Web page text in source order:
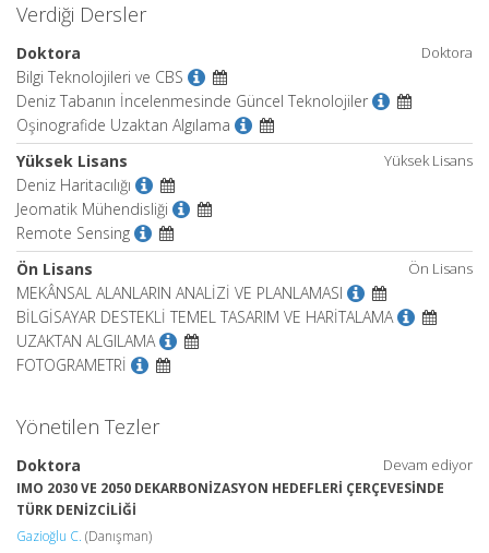
Verdiği Dersler
Doktora
Doktora
Bilgi Teknolojileri ve CBS
Deniz Tabanın İncelenmesinde Güncel Teknolojiler
Oşinografide Uzaktan Algılama
Yüksek Lisans
Yüksek Lisans
Deniz Haritacılığı
Jeomatik Mühendisliği
Remote Sensing
Ön Lisans
Ön Lisans
MEKÂNSAL ALANLARIN ANALİZİ VE PLANLAMASI
BİLGİSAYAR DESTEKLİ TEMEL TASARIM VE HARİTALAMA
UZAKTAN ALGILAMA
FOTOGRAMETRİ
Yönetilen Tezler
Devam ediyor
Doktora
IMO 2030 VE 2050 DEKARBONİZASYON HEDEFLERİ ÇERÇEVESİNDE
TÜRK DENİZCİLİĞİ
Gazioğlu C. (Danışman)